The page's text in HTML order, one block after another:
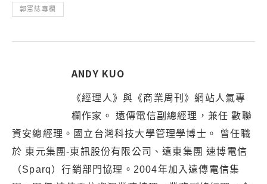
郭憲誌專欄
ANDY KUO
《經理人》與《商業周刊》網站人氣專
欄作家。 遠傳電信副總經理，兼任 數聯
資安總經理。國立台灣科技大學管理學博士。 曾任職
於 東元集團-東訊股份有限公司、遠東集團 速博電信
（Sparq）行銷部門協理。2004年加入遠傳電信集